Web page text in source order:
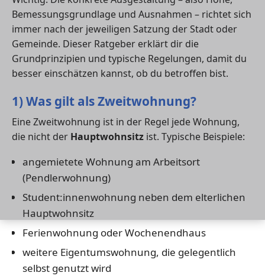
Bemessungsgrundlage und Ausnahmen – richtet sich
immer nach der jeweiligen Satzung der Stadt oder
Gemeinde. Dieser Ratgeber erklärt dir die
Grundprinzipien und typische Regelungen, damit du
besser einschätzen kannst, ob du betroffen bist.
1) Was gilt als Zweitwohnung?
Eine Zweitwohnung ist in der Regel jede Wohnung,
die nicht der Hauptwohnsitz ist. Typische Beispiele:
angemietete Wohnung am Arbeitsort
(Pendlerwohnung)
Student:innenwohnung neben dem elterlichen
Hauptwohnsitz
Ferienwohnung oder Wochenendhaus
weitere Eigentumswohnung, die gelegentlich
selbst genutzt wird